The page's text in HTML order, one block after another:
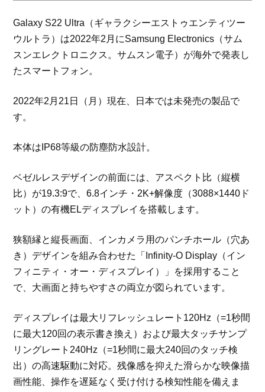
Galaxy S22 Ultra（ギャラクシーエストゥエンティツー
ウルトラ）は2022年2月にSamsung Electronics（サム
スンエレクトロニクス。サムスン電子）が海外で発表し
たスマートフォン。
2022年2月21日（月）現在、日本では未発売の製品で
す。
本体はIP68等級の防塵防水設計。
ベゼルレスデザインの前面には、アスペクト比（縦横
比）が19.3:9で、6.8インチ・2K+解像度（3088×1440ド
ット）の有機ELディスプレイを搭載します。
狭額縁と縦長画面、インカメラ用のパンチホール（穴あ
き）デザインを組み合わせた「Infinity-O Display（イン
フィニティ・オー・ディスプレイ）」を採用すること
で、大画面と持ちやすさの両立が図られています。
ディスプレイは最大リフレッシュレート120Hz（=1秒間
に最大120回の表示書き換え）および最大タッチサンプ
リングレート240Hz（=1秒間に最大240回のタッチ検
出）の高速駆動に対応。残像感を抑えた滑らかな映像描
画性能、操作を遅延なく受け付ける検知性能を備えま